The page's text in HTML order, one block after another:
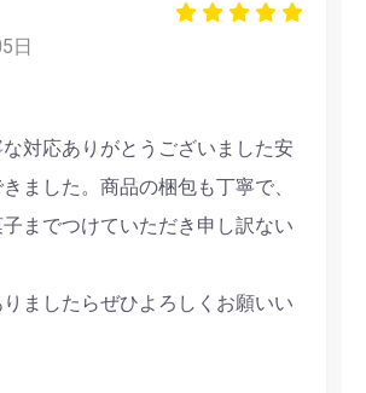
日
対応ありがとうございました安
ました。商品の梱包も丁寧で、
までつけていただき申し訳ない
ましたらぜひよろしくお願いい